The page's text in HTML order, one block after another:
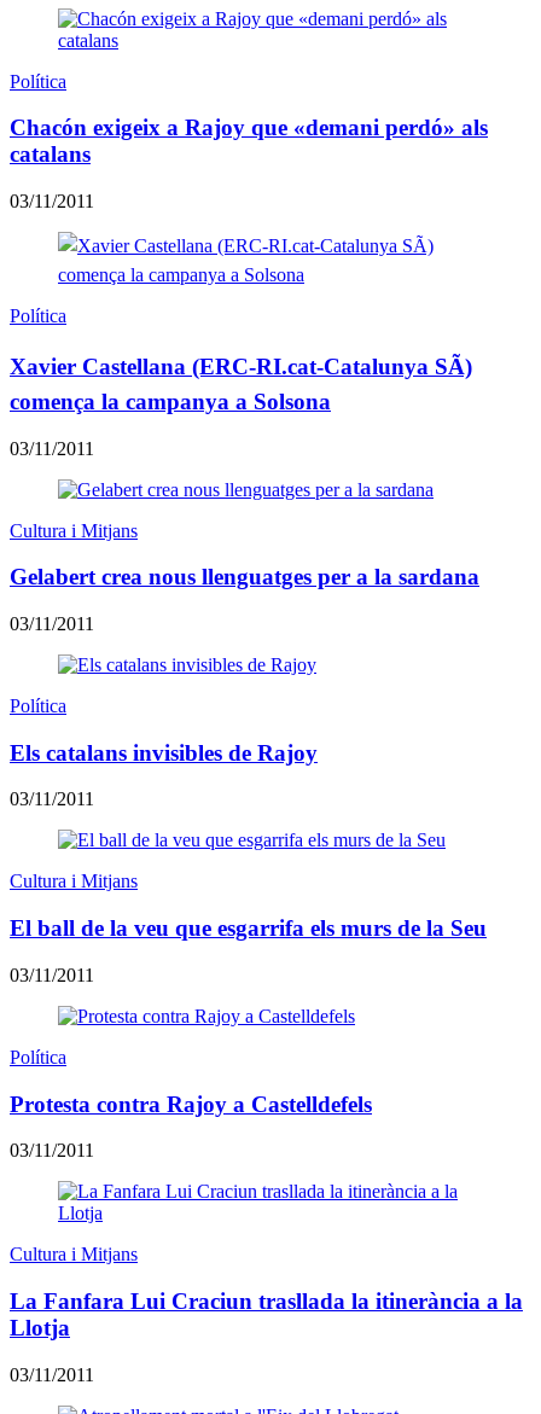
Política
Chacón exigeix a Rajoy que «demani perdó» als
catalans
03/11/2011
Política
Xavier Castellana (ERC-RI.cat-Catalunya SÃ)
comença la campanya a Solsona
03/11/2011
Cultura i Mitjans
Gelabert crea nous llenguatges per a la sardana
03/11/2011
Política
Els catalans invisibles de Rajoy
03/11/2011
Cultura i Mitjans
El ball de la veu que esgarrifa els murs de la Seu
03/11/2011
Política
Protesta contra Rajoy a Castelldefels
03/11/2011
Cultura i Mitjans
La Fanfara Lui Craciun trasllada la itinerància a la
Llotja
03/11/2011